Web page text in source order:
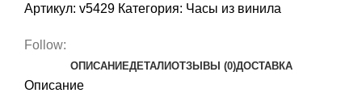
Артикул: v5429 Категория: Часы из винила
Follow:
ОПИСАНИЕДЕТАЛИОТЗЫВЫ (0)ДОСТАВКА
Описание